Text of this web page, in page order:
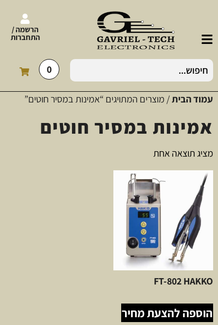
הרשמה /
התחברות
0
עמוד הבית/ מוצרים המתויגים “אמינות במסיר חוטים”
אמינות במסיר חוטים
מציג תוצאה אחת
FT-802 HAKKO
הוספה להצעת מחיר